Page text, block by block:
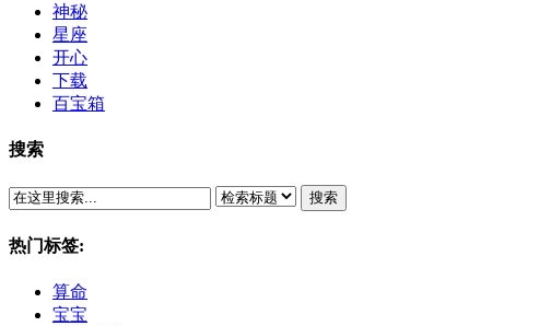
神秘
星座
开心
下载
百宝箱
搜索
搜索
热门标签:
算命
宝宝